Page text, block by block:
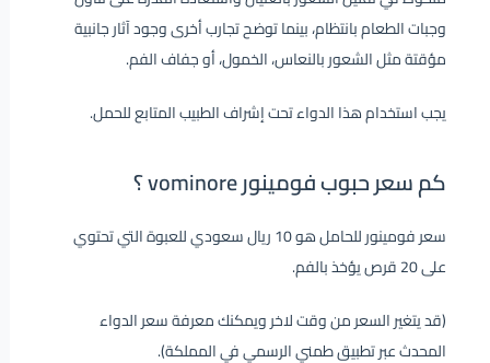
وجبات الطعام بانتظام، بينما توضح تجارب أخرى وجود آثار جانبية
مؤقتة مثل الشعور بالنعاس، الخمول، أو جفاف الفم.
يجب استخدام هذا الدواء تحت إشراف الطبيب المتابع للحمل.
كم سعر حبوب فومينور vominore ؟
سعر فومينور للحامل هو 10 ريال سعودي للعبوة التي تحتوي
على 20 قرص يؤخذ بالفم.
(قد يتغير السعر من وقت لاخر ويمكنك معرفة سعر الدواء
المحدث عبر تطبيق طمني الرسمي في المملكة).